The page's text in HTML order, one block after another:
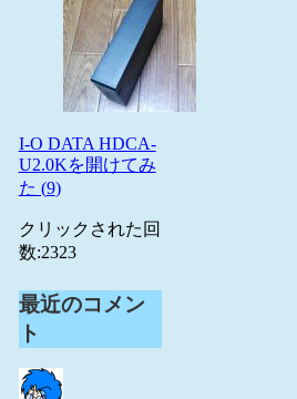
I-O DATA HDCA-
U2.0Kを開けてみ
た (9)
クリックされた回
数:2323
最近のコメン
ト